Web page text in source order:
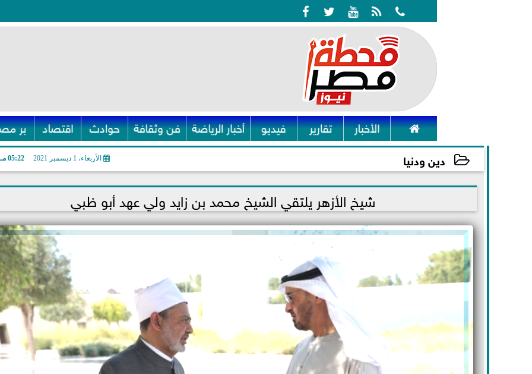
    
 الأخبار تقارير فيديو أخبار الرياضة فن وثقافة حوادث اقتصاد بر
دين ودنيا الأربعاء، 1 ديسمبر 2021 05:22 مـ
2021-12-01 17:22:44 شيخ الأزهر يلتقي الشيخ محمد بن زايد ولي عهد أبو ظبي